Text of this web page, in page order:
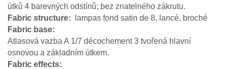
útků 4 barevných odstínů; bez znatelného zákrutu.
Fabric structure
lampas fond satin de 8, lancé, broché
Fabric base
Atlasová vazba A 1/7 décochement 3 tvořená hlavní
osnovou a základním útkem.
Fabric effects